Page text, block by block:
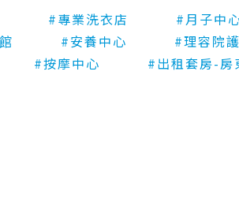
#專業洗衣店 #月子中
#安養中心 #理容院
#按摩中心 #出租套房-房
衣坊-甘肅店